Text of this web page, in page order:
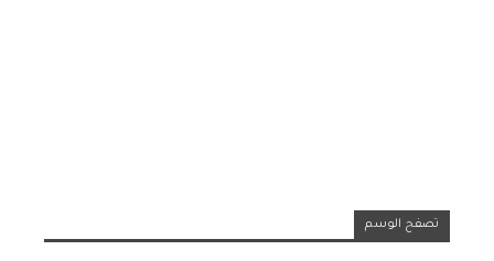
تصفح الوسم